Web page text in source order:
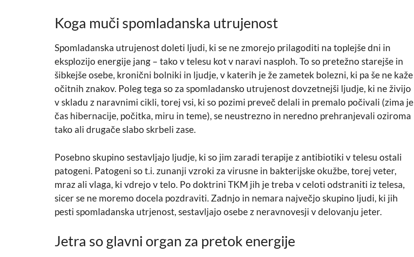
Koga muči spomladanska utrujenost
Spomladanska utrujenost doleti ljudi, ki se ne zmorejo prilagoditi na toplejše dni in
eksplozijo energije jang – tako v telesu kot v naravi nasploh. To so pretežno starejše in
šibkejše osebe, kronični bolniki in ljudje, v katerih je že zametek bolezni, ki pa še ne kaže
očitnih znakov. Poleg tega so za spomladansko utrujenost dovzetnejši ljudje, ki ne živijo
v skladu z naravnimi cikli, torej vsi, ki so pozimi preveč delali in premalo počivali (zima je
čas hibernacije, počitka, miru in teme), se neustrezno in neredno prehranjevali oziroma
tako ali drugače slabo skrbeli zase.
Posebno skupino sestavljajo ljudje, ki so jim zaradi terapije z antibiotiki v telesu ostali
patogeni. Patogeni so t.i. zunanji vzroki za virusne in bakterijske okužbe, torej veter,
mraz ali vlaga, ki vdrejo v telo. Po doktrini TKM jih je treba v celoti odstraniti iz telesa,
sicer se ne moremo docela pozdraviti. Zadnjo in nemara največjo skupino ljudi, ki jih
pesti spomladanska utrjenost, sestavljajo osebe z neravnovesji v delovanju jeter.
Jetra so glavni organ za pretok energije